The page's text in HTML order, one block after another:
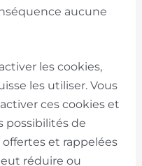
aucune
les cookies,
les utiliser. Vous
ces cookies et
possibilités de
et rappelées
réduire ou